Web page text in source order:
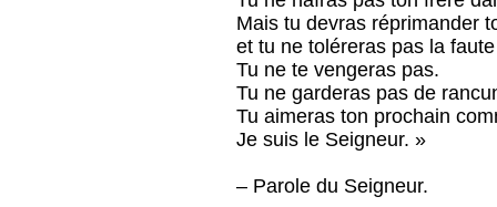
Mais tu devras réprimander
et tu ne toléreras pas la
Tu ne te vengeras pas.
Tu ne garderas pas de
Tu aimeras ton prochain
Je suis le Seigneur. »
– Parole du Seigneur.